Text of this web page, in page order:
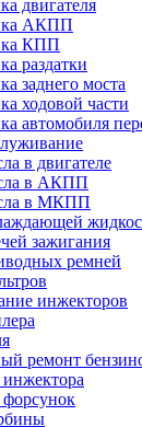
двигателя
АКПП
КПП
раздатки
заднего моста
ходовой части
автомобиля
в двигателе
в АКПП
в МКПП
зажигания
ремней
инжекторов
ремонт